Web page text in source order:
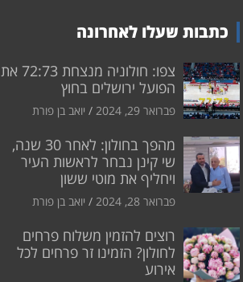
כתבות שעלו לאחרונה
צפו: חולוניה מנצחת 72:73 את
הפועל ירושלים בחוץ
פברואר 29, 2024 יואב בן פורת
מהפך בחולון: לאחר 30 שנה,
שי קינן נבחר לראשות העיר
ויחליף את מוטי ששון
פברואר 28, 2024 יואב בן פורת
רוצים להזמין משלוח פרחים
לחולון? הזמינו זר פרחים לכל
אירוע